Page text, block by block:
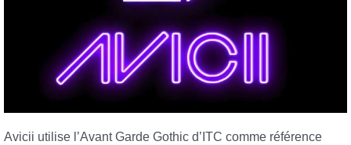
Avicii utilise l’Avant Garde Gothic d’ITC comme référence